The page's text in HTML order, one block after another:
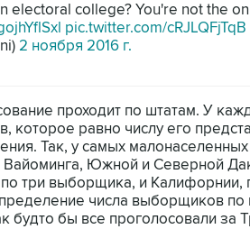
electoral college? You're not the
pic.twitter.com/cRJLQFjTqB
2 ноября 2016 г.
проходит по штатам. У
которое равно числу его
Так, у самых
Южной и Северной
три выборщика, и Калифорнии,
числа выборщиков по
будто бы все проголосовали за